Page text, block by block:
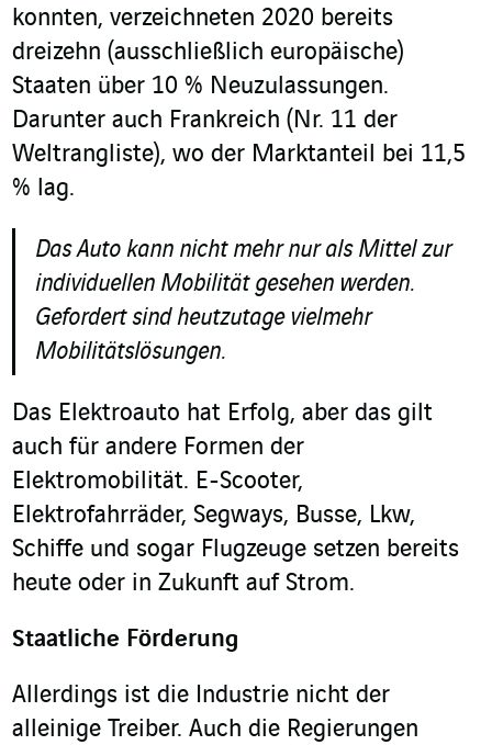
konnten, verzeichneten 2020 bereits
dreizehn (ausschließlich europäische)
Staaten über 10 % Neuzulassungen.
Darunter auch Frankreich (Nr. 11 der
Weltrangliste), wo der Marktanteil bei 11,5
% lag.
Das Auto kann nicht mehr nur als Mittel zur
individuellen Mobilität gesehen werden.
Gefordert sind heutzutage vielmehr
Mobilitätslösungen.
Das Elektroauto hat Erfolg, aber das gilt
auch für andere Formen der
Elektromobilität. E-Scooter,
Elektrofahrräder, Segways, Busse, Lkw,
Schiffe und sogar Flugzeuge setzen bereits
heute oder in Zukunft auf Strom.
Staatliche Förderung
Allerdings ist die Industrie nicht der
alleinige Treiber. Auch die Regierungen